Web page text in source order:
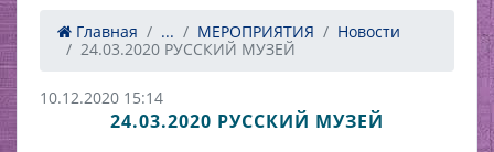
Главная ... МЕРОПРИЯТИЯ
Новости
24.03.2020 РУССКИЙ МУЗЕЙ
10.12.2020 15:14
24.03.2020 РУССКИЙ МУЗЕЙ